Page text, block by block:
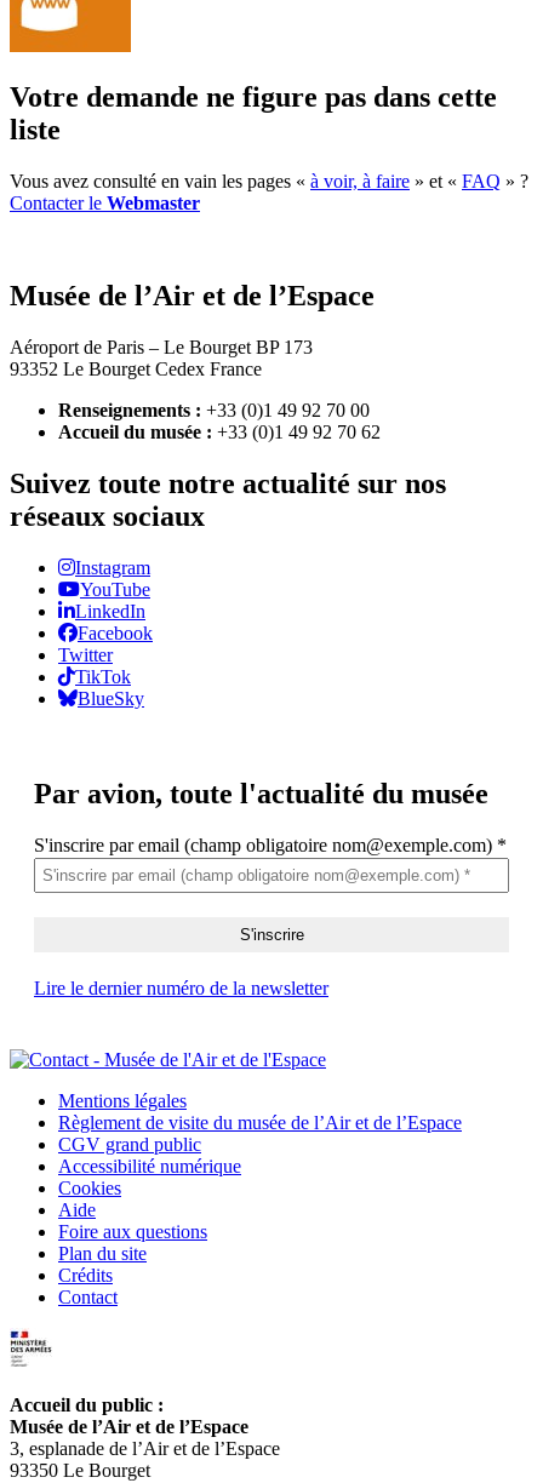
Votre demande ne figure pas dans cette
liste
Vous avez consulté en vain les pages « à voir, à faire » et « FAQ » ?
Contacter le Webmaster
Musée de l’Air et de l’Espace
Aéroport de Paris – Le Bourget BP 173
93352 Le Bourget Cedex France
Renseignements : +33 (0)1 49 92 70 00
Accueil du musée : +33 (0)1 49 92 70 62
Suivez toute notre actualité sur nos
réseaux sociaux
Instagram
YouTube
LinkedIn
Facebook
Twitter
TikTok
BlueSky
Par avion, toute l'actualité du musée
S'inscrire par email (champ obligatoire nom@exemple.com) *
Lire le dernier numéro de la newsletter
Mentions légales
Règlement de visite du musée de l’Air et de l’Espace
CGV grand public
Accessibilité numérique
Cookies
Aide
Foire aux questions
Plan du site
Crédits
Contact
Accueil du public :
Musée de l’Air et de l’Espace
3, esplanade de l’Air et de l’Espace
93350 Le Bourget